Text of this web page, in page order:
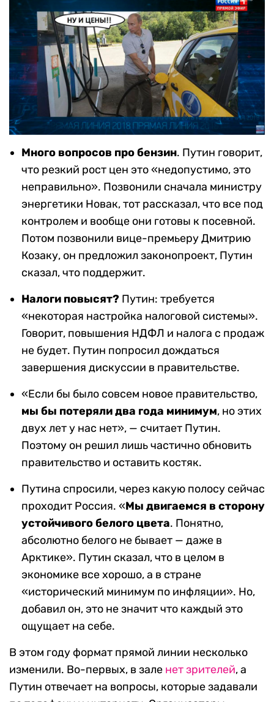
Много вопросов про бензин. Путин говорит,
что резкий рост цен это «недопустимо, это
неправильно». Позвонили сначала министру
энергетики Новак, тот рассказал, что все под
контролем и вообще они готовы к посевной.
Потом позвонили вице-премьеру Дмитрию
Козаку, он предложил законопроект, Путин
сказал, что поддержит.
Налоги повысят? Путин: требуется
«некоторая настройка налоговой системы».
Говорит, повышения НДФЛ и налога с продаж
не будет. Путин попросил дождаться
завершения дискуссии в правительстве.
«Если бы было совсем новое правительство,
мы бы потеряли два года минимум, но этих
двух лет у нас нет», — считает Путин.
Поэтому он решил лишь частично обновить
правительство и оставить костяк.
Путина спросили, через какую полосу сейчас
проходит Россия. «Мы двигаемся в сторону
устойчивого белого цвета. Понятно,
абсолютно белого не бывает — даже в
Арктике». Путин сказал, что в целом в
экономике все хорошо, а в стране
«исторический минимум по инфляции». Но,
добавил он, это не значит что каждый это
ощущает на себе.
В этом году формат прямой линии несколько
изменили. Во-первых, в зале нет зрителей, а
Путин отвечает на вопросы, которые задавали